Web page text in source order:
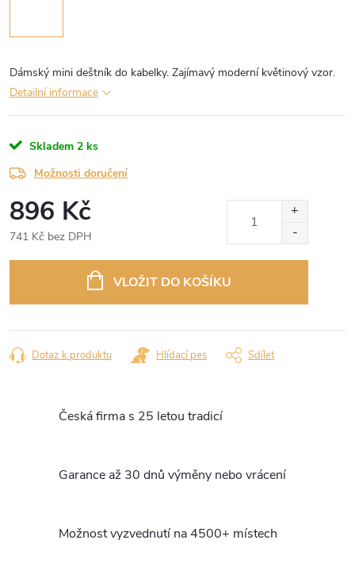
Dámský mini deštník do kabelky. Zajímavý moderní květinový vzor.
Detailní informace
Skladem 2 ks
Možnosti doručení
896 Kč
741 Kč bez DPH
VLOŽIT DO KOŠÍKU
Dotaz k produktu Hlídací pes Sdílet
Česká firma s 25 letou tradicí
Garance až 30 dnů výměny nebo vrácení
Možnost vyzvednutí na 4500+ místech